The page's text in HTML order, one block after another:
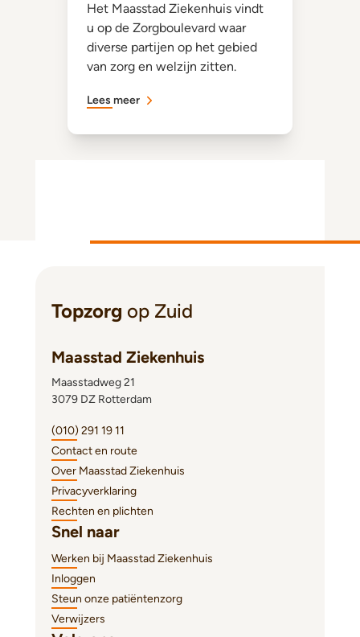
Het Maasstad Ziekenhuis vindt
u op de Zorgboulevard waar
diverse partijen op het gebied
van zorg en welzijn zitten.
Lees meer
Topzorg op Zuid
Maasstad Ziekenhuis
Maasstadweg 21
3079 DZ Rotterdam
(010) 291 19 11
Contact en route
Over Maasstad Ziekenhuis
Privacyverklaring
Rechten en plichten
Snel naar
Werken bij Maasstad Ziekenhuis
Inloggen
Steun onze patiëntenzorg
Verwijzers